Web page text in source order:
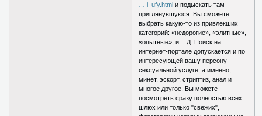
… i_ufy.html и подыскать там
приглянувшуюся. Вы сможете
выбрать какую-то из привлекших
категорий: «недорогие», «элитные»,
«опытные», и т. Д. Поиск на
интернет-портале допускается и по
интересующей вашу персону
сексуальной услуге, а именно,
минет, эскорт, стриптиз, анал и
многое другое. Вы можете
посмотреть сразу полностью всех
шлюх или только "свежих",